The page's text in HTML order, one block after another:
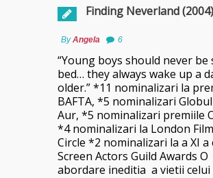
Finding Neverland (2004)
ByAngela 6
“Young boys should never be
bed… they always wake up a
older.” *11 nominalizari la
BAFTA, *5 nominalizari
Aur, *5 nominalizari premiile
*4 nominalizari la London
Circle *2 nominalizari la a XI a
Screen Actors Guild Awards O
abordare ineditia a vietii celui